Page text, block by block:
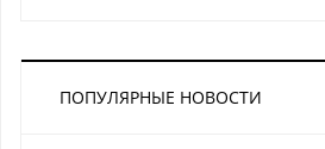
ПОПУЛЯРНЫЕ НОВОСТИ